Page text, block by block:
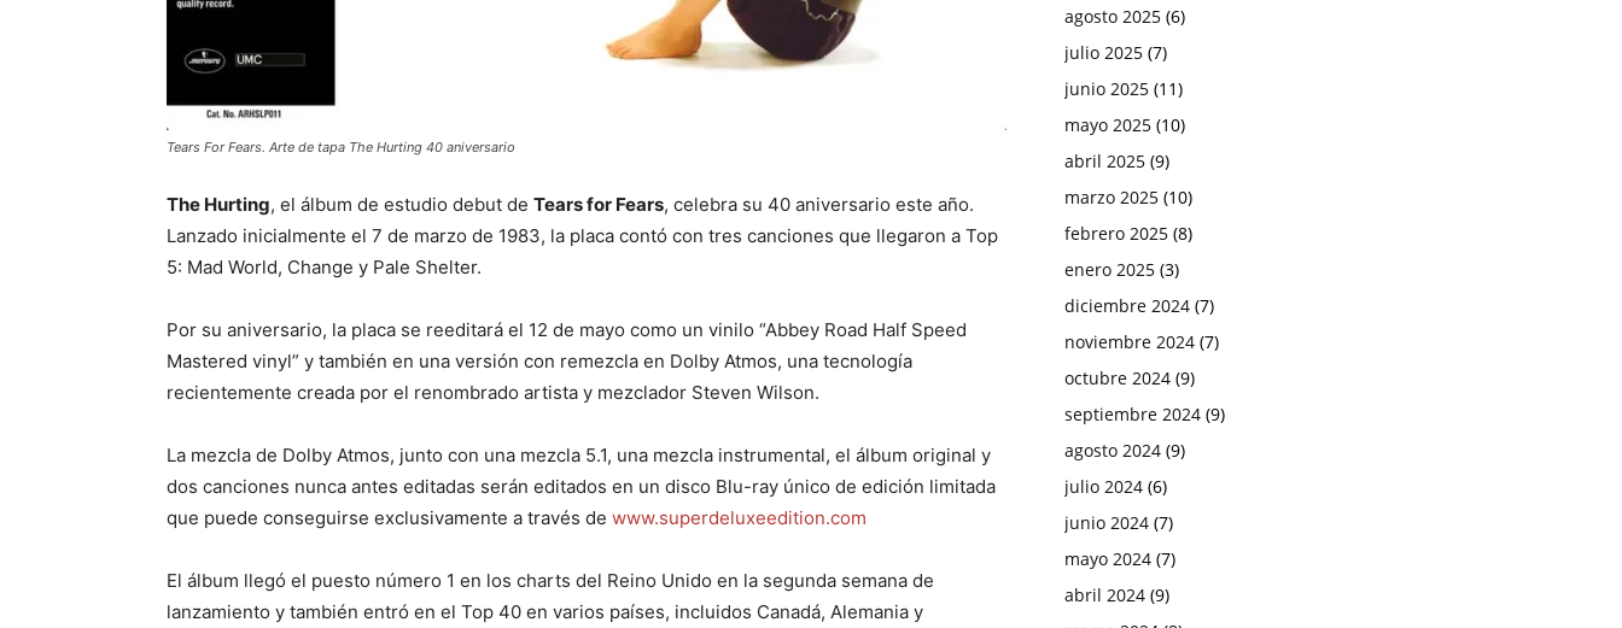
Tears For Fears. Arte de tapa The Hurting 40 aniversario
The Hurting, el álbum de estudio debut de Tears for Fears, celebra su 40 aniversario este año.
Lanzado inicialmente el 7 de marzo de 1983, la placa contó con tres canciones que llegaron a Top
5: Mad World, Change y Pale Shelter.
Por su aniversario, la placa se reeditará el 12 de mayo como un vinilo “Abbey Road Half Speed
Mastered vinyl” y también en una versión con remezcla en Dolby Atmos, una tecnología
recientemente creada por el renombrado artista y mezclador Steven Wilson.
La mezcla de Dolby Atmos, junto con una mezcla 5.1, una mezcla instrumental, el álbum original y
dos canciones nunca antes editadas serán editados en un disco Blu-ray único de edición limitada
que puede conseguirse exclusivamente a través de www.superdeluxeedition.com
El álbum llegó el puesto número 1 en los charts del Reino Unido en la segunda semana de
lanzamiento y también entró en el Top 40 en varios países, incluidos Canadá, Alemania y
agosto 2025 (6)
julio 2025 (7)
junio 2025 (11)
mayo 2025 (10)
abril 2025 (9)
marzo 2025 (10)
febrero 2025 (8)
enero 2025 (3)
diciembre 2024 (7)
noviembre 2024 (7)
octubre 2024 (9)
septiembre 2024 (9)
agosto 2024 (9)
julio 2024 (6)
junio 2024 (7)
mayo 2024 (7)
abril 2024 (9)